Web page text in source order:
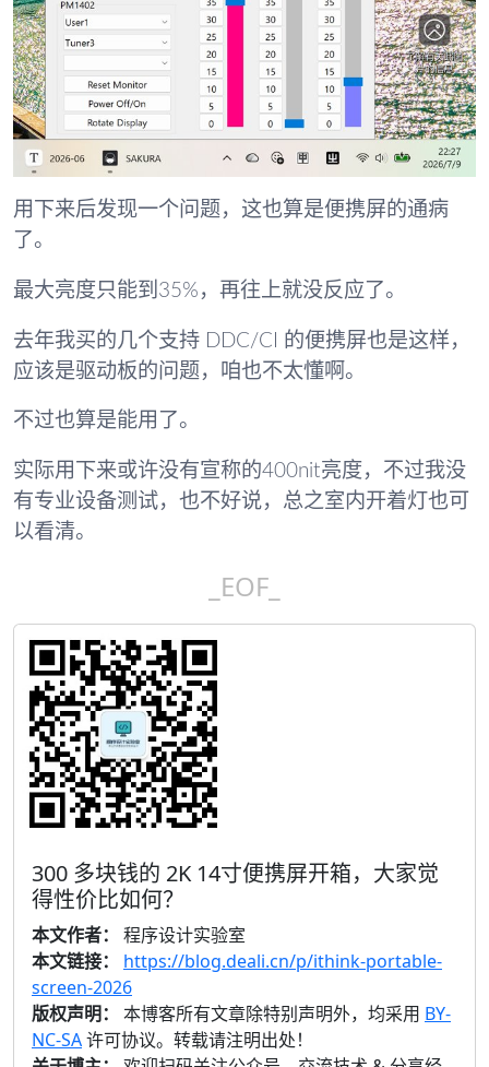
用下来后发现一个问题，这也算是便携屏的通病
了。
最大亮度只能到35%，再往上就没反应了。
去年我买的几个支持 DDC/CI 的便携屏也是这样，
应该是驱动板的问题，咱也不太懂啊。
不过也算是能用了。
实际用下来或许没有宣称的400nit亮度，不过我没
有专业设备测试，也不好说，总之室内开着灯也可
以看清。
_EOF_
300 多块钱的 2K 14寸便携屏开箱，大家觉
得性价比如何？
本文作者：
程序设计实验室
本文链接：
https://blog.deali.cn/p/ithink-portable-
screen-2026
版权声明：
本博客所有文章除特别声明外，均采用 BY-
NC-SA许可协议。转载请注明出处！